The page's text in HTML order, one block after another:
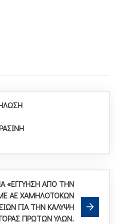
«ΕΓΓΥΗΣΗ ΑΠΟ ΤΗΝ
ΑΕ ΧΑΜΗΛΟΤΟΚΩΝ
ΓΙΑ ΤΗΝ ΚΑΛΥΨΗ
ΠΡΩΤΩΝ ΥΛΩΝ.